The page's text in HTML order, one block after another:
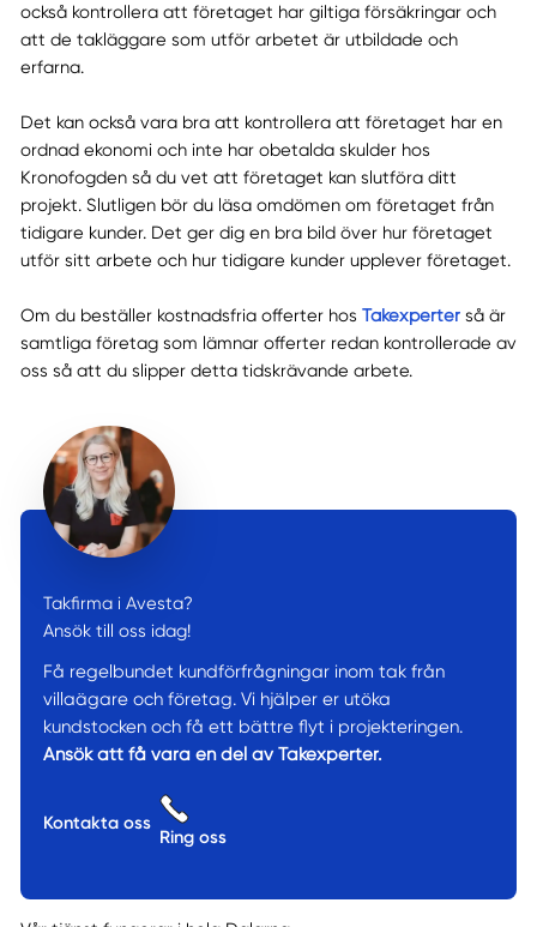
också kontrollera att företaget har giltiga försäkringar och
att de takläggare som utför arbetet är utbildade och
erfarna.
Det kan också vara bra att kontrollera att företaget har en
ordnad ekonomi och inte har obetalda skulder hos
Kronofogden så du vet att företaget kan slutföra ditt
projekt. Slutligen bör du läsa omdömen om företaget från
tidigare kunder. Det ger dig en bra bild över hur företaget
utför sitt arbete och hur tidigare kunder upplever företaget.
Om du beställer kostnadsfria offerter hos Takexperterså är
samtliga företag som lämnar offerter redan kontrollerade av
oss så att du slipper detta tidskrävande arbete.
Takfirma i Avesta?
Ansök till oss idag!
Få regelbundet kundförfrågningar inom tak från
villaägare och företag. Vi hjälper er utöka
kundstocken och få ett bättre flyt i projekteringen.
Ansök att få vara en del av Takexperter.
Kontakta oss
Ring oss